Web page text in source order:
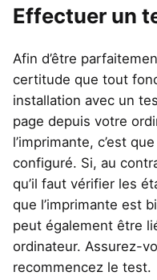
Effectuer un
Afin d’être
certitude que tout
installation avec un
page depuis votre
l’imprimante, c’est
configuré. Si, au
qu’il faut vérifier les
que l’imprimante est
peut également être
ordinateur. Assurez-
recommencez le test.